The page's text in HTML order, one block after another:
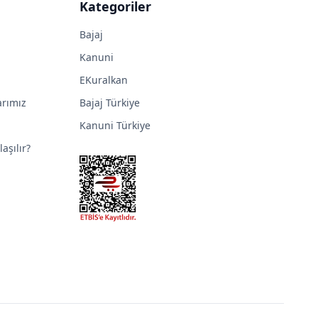
Kategoriler
Bajaj
Kanuni
EKuralkan
Bajaj Türkiye
Kanuni Türkiye